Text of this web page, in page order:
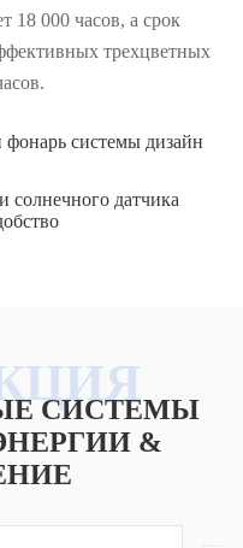
18 000 часов, а срок
трехцветных
системы дизайн
солнечного датчика
СИСТЕМЫ
&